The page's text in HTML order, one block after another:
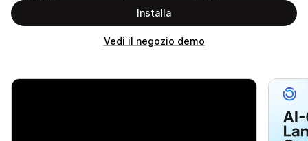
Installa
Vedi il negozio demo